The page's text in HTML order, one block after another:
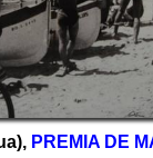
PREMIA DE